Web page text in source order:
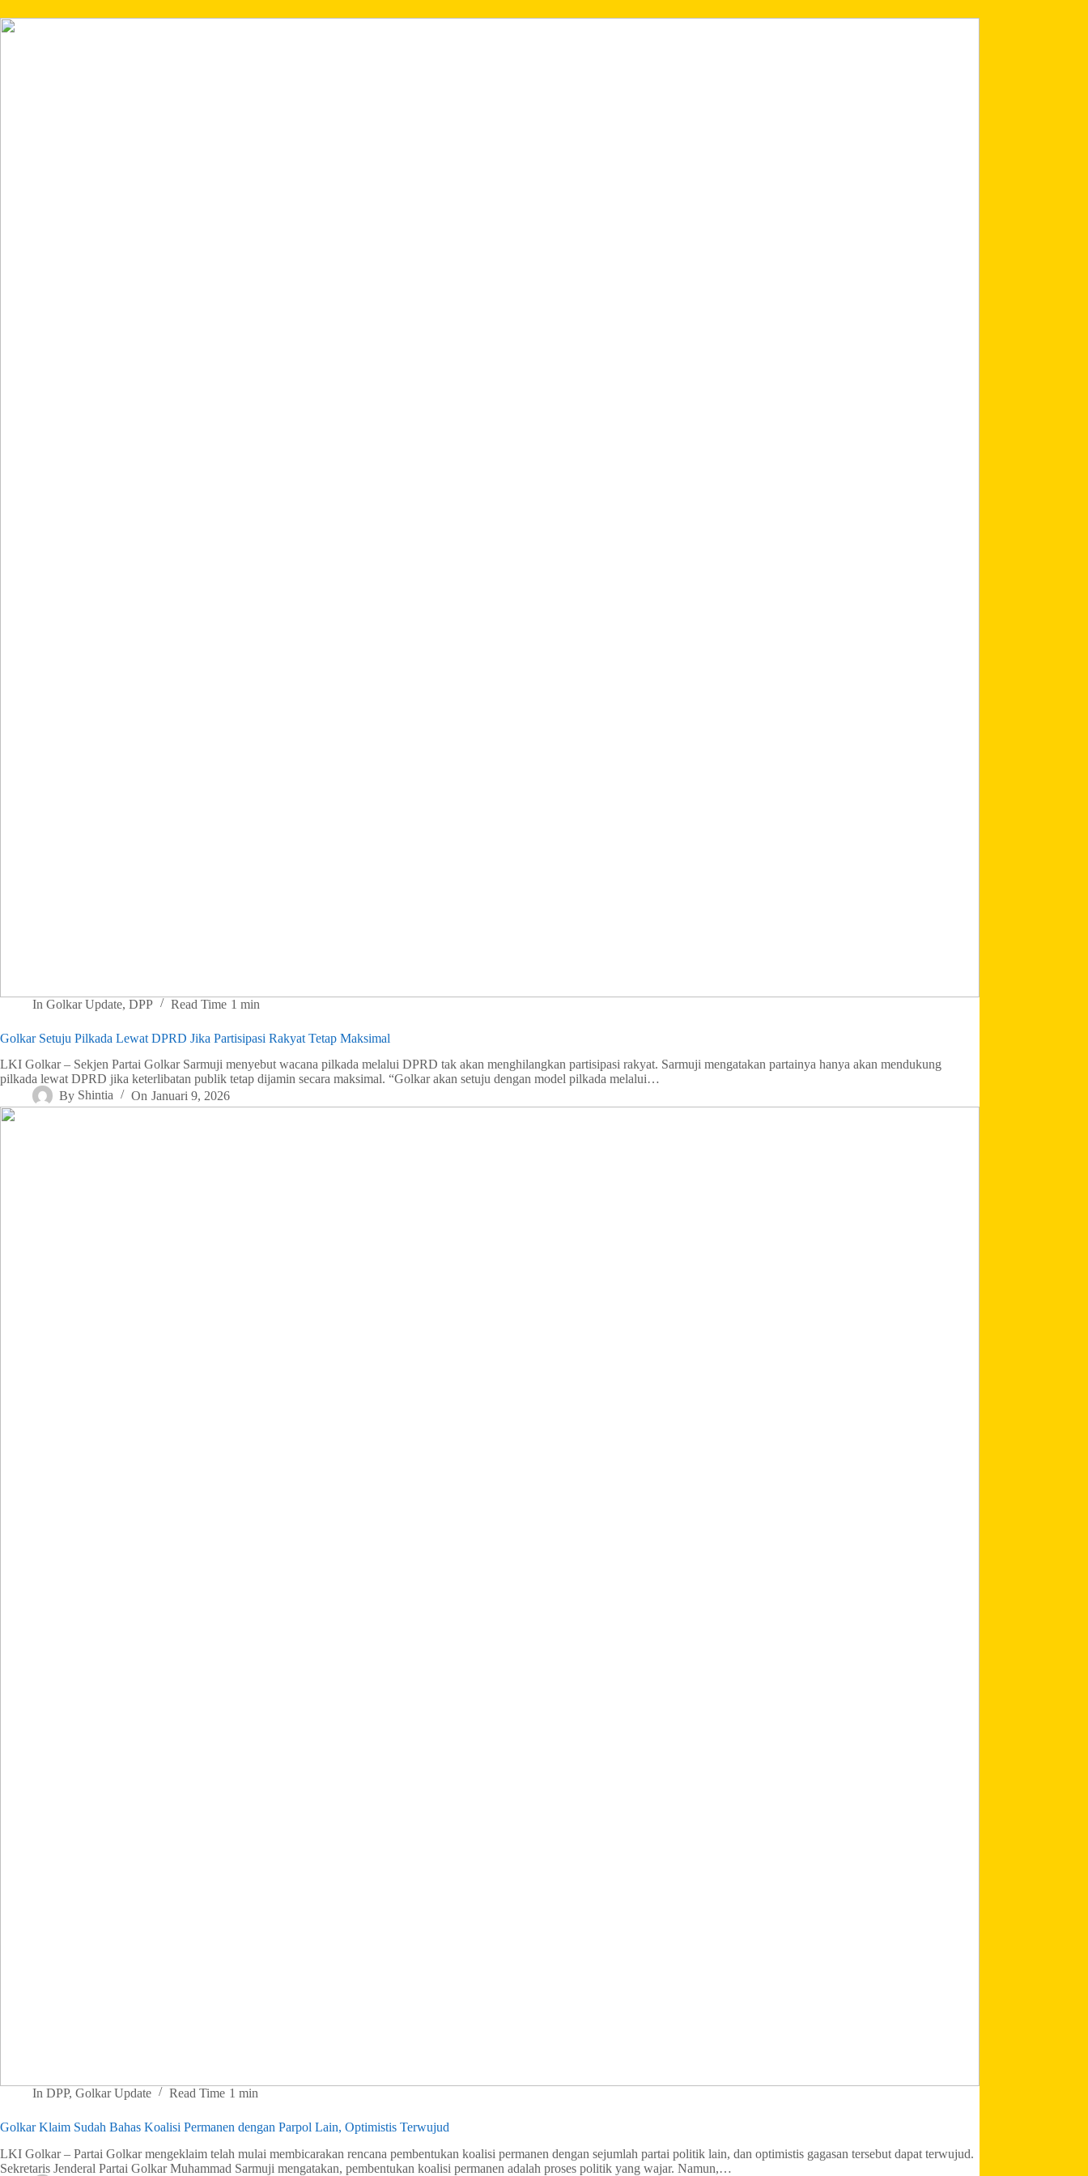
In Golkar Update,DPP Read Time 1 min
Golkar Setuju Pilkada Lewat DPRD Jika Partisipasi Rakyat Tetap Maksimal
LKI Golkar – Sekjen Partai Golkar Sarmuji menyebut wacana pilkada melalui DPRD tak akan menghilangkan partisipasi rakyat. Sarmuji mengatakan partainya hanya akan mendukung
pilkada lewat DPRD jika keterlibatan publik tetap dijamin secara maksimal. “Golkar akan setuju dengan model pilkada melalui…
By Shintia On Januari 9, 2026
In DPP,Golkar Update Read Time 1 min
Golkar Klaim Sudah Bahas Koalisi Permanen dengan Parpol Lain, Optimistis Terwujud
LKI Golkar – Partai Golkar mengeklaim telah mulai membicarakan rencana pembentukan koalisi permanen dengan sejumlah partai politik lain, dan optimistis gagasan tersebut dapat terwujud.
Sekretaris Jenderal Partai Golkar Muhammad Sarmuji mengatakan, pembentukan koalisi permanen adalah proses politik yang wajar. Namun,…